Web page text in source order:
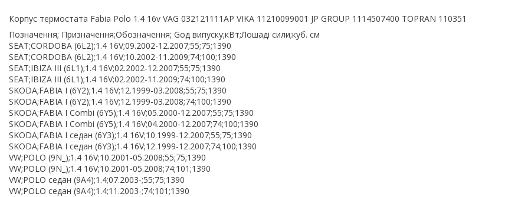
Корпус термостата Fabia Polo 1.4 16v VAG 032121111AP VIKA 11210099001 JP GROUP 1114507400 TOPRAN 110351
Позначення; Призначення;Обозначення; Goд випуску;кВт;Лошаді сили;куб. см
SEAT;CORDOBA (6L2);1.4 16V;09.2002-12.2007;55;75;1390
SEAT;CORDOBA (6L2);1.4 16V;10.2002-11.2009;74;100;1390
SEAT;IBIZA III (6L1);1.4 16V;02.2002-12.2007;55;75;1390
SEAT;IBIZA III (6L1);1.4 16V;02.2002-11.2009;74;100;1390
SKODA;FABIA I (6Y2);1.4 16V;12.1999-03.2008;55;75;1390
SKODA;FABIA I (6Y2);1.4 16V;12.1999-03.2008;74;100;1390
SKODA;FABIA I Combi (6Y5);1.4 16V;05.2000-12.2007;55;75;1390
SKODA;FABIA I Combi (6Y5);1.4 16V;04.2000-12.2007;74;100;1390
SKODA;FABIA I седан (6Y3);1.4 16V;10.1999-12.2007;55;75;1390
SKODA;FABIA I седан (6Y3);1.4 16V;12.1999-12.2007;74;100;1390
VW;POLO (9N_);1.4 16V;10.2001-05.2008;55;75;1390
VW;POLO (9N_);1.4 16V;10.2001-05.2008;74;101;1390
VW;POLO седан (9A4);1.4;07.2003-;55;75;1390
VW;POLO седан (9A4);1.4;11.2003-;74;101;1390